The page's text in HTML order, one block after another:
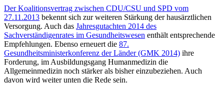
Der Koalitionsvertrag zwischen CDU/CSU und SPD vom
27.11.2013 bekennt sich zur weiteren Stärkung der hausärztlichen
Versorgung. Auch das Jahresgutachten 2014 des
Sachverständigenrates im Gesundheitswesen enthält entsprechende
Empfehlungen. Ebenso erneuert die 87.
Gesundheitsministerkonferenz der Länder (GMK 2014) ihre
Forderung, im Ausbildungsgang Humanmedizin die
Allgemeinmedizin noch stärker als bisher einzubeziehen. Auch
davon wird weiter unten die Rede sein.